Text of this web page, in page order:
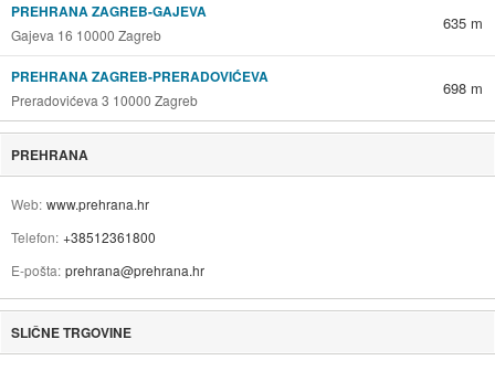
PREHRANA ZAGREB-GAJEVA
Gajeva 16 10000 Zagreb
635 m
PREHRANA ZAGREB-PRERADOVIĆEVA
Preradovićeva 3 10000 Zagreb
698 m
PREHRANA
Web www.prehrana.hr
Telefon +38512361800
E-pošta prehrana@prehrana.hr
SLIČNE TRGOVINE